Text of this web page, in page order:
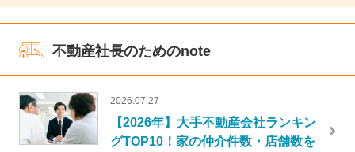
不動産社長のためのnote
2026.07.27
【2026年】大手不動産会社ランキン
グTOP10！家の仲介件数・店舗数を